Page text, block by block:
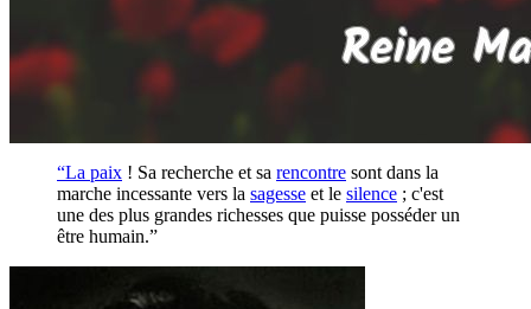
“La paix ! Sa recherche et sa rencontre sont dans la
marche incessante vers la sagesse et le silence ; c'est
une des plus grandes richesses que puisse posséder un
être humain.”